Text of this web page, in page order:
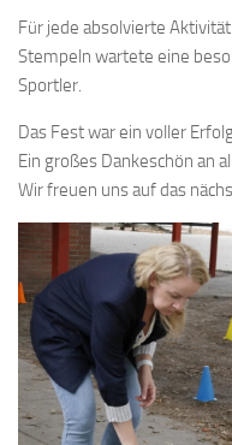
Für jede absolvierte
Stempeln wartete eine
Sportler.
Das Fest war ein voller
Ein großes Dankeschön an
Wir freuen uns auf das